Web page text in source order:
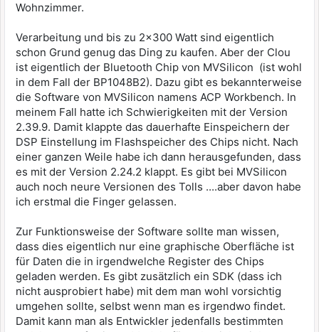
Wohnzimmer.
Verarbeitung und bis zu 2x300 Watt sind eigentlich
schon Grund genug das Ding zu kaufen. Aber der Clou
ist eigentlich der Bluetooth Chip von MVSilicon (ist wohl
in dem Fall der BP1048B2). Dazu gibt es bekannterweise
die Software von MVSilicon namens ACP Workbench. In
meinem Fall hatte ich Schwierigkeiten mit der Version
2.39.9. Damit klappte das dauerhafte Einspeichern der
DSP Einstellung im Flashspeicher des Chips nicht. Nach
einer ganzen Weile habe ich dann herausgefunden, dass
es mit der Version 2.24.2 klappt. Es gibt bei MVSilicon
auch noch neure Versionen des Tolls ....aber davon habe
ich erstmal die Finger gelassen.
Zur Funktionsweise der Software sollte man wissen,
dass dies eigentlich nur eine graphische Oberfläche ist
für Daten die in irgendwelche Register des Chips
geladen werden. Es gibt zusätzlich ein SDK (dass ich
nicht ausprobiert habe) mit dem man wohl vorsichtig
umgehen sollte, selbst wenn man es irgendwo findet.
Damit kann man als Entwickler jedenfalls bestimmten